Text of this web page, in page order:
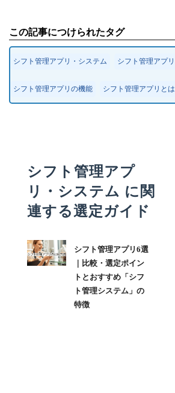
この記事につけられたタグ
シフト管理アプリ・システム シフト管理アプリ
シフト管理アプリの機能 シフト管理アプリとは
シフト管理アプ
リ・システム に関
連する選定ガイド
シフト管理アプリ6選
｜比較・選定ポイン
トとおすすめ「シフ
ト管理システム」の
特徴